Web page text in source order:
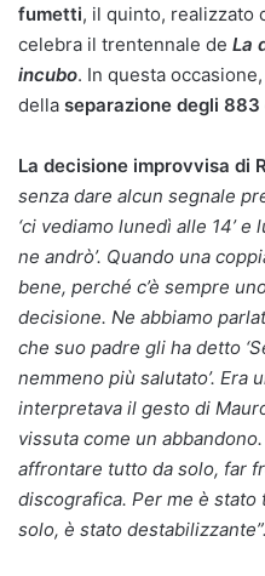
fumetti, il quinto, realizzato
celebra il trentennale de La
incubo. In questa
della separazione degli 883
La decisione improvvisa di
senza dare alcun segnale
‘ci vediamo lunedì alle 14’
ne andrò’. Quando una
bene, perché c’è sempre
decisione. Ne abbiamo
che suo padre gli ha detto
nemmeno più salutato’. Era
interpretava il gesto di
vissuta come un
affrontare tutto da solo, far
discografica. Per me è
solo, è stato destabilizzante”.